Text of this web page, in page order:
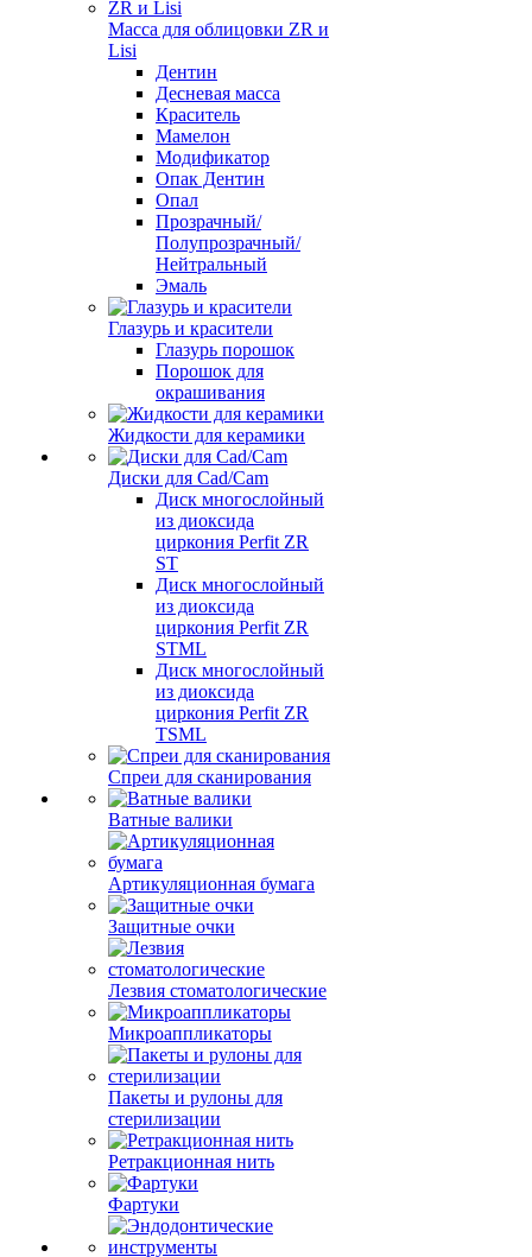
Масса для облицовки ZR и
Lisi
Дентин
Десневая масса
Краситель
Мамелон
Модификатор
Опак Дентин
Опал
Прозрачный/
Полупрозрачный/
Нейтральный
Эмаль
Глазурь и красители
Глазурь порошок
Порошок для
окрашивания
Жидкости для керамики
Диски для Cad/Cam
Диск многослойный
из диоксида
циркония Perfit ZR
ST
Диск многослойный
из диоксида
циркония Perfit ZR
STML
Диск многослойный
из диоксида
циркония Perfit ZR
TSML
Спреи для сканирования
Ватные валики
Артикуляционная бумага
Защитные очки
Лезвия стоматологические
Микроаппликаторы
Пакеты и рулоны для
стерилизации
Ретракционная нить
Фартуки